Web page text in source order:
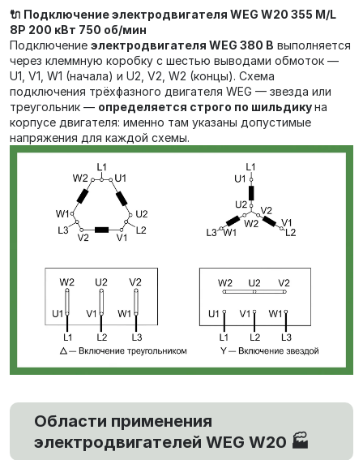
🔌 Подключение электродвигателя WEG W20 355 M/L
8P 200 кВт 750 об/мин
Подключение электродвигателя WEG 380 В выполняется
через клеммную коробку с шестью выводами обмоток —
U1, V1, W1 (начала) и U2, V2, W2 (концы). Схема
подключения трёхфазного двигателя WEG — звезда или
треугольник — определяется строго по шильдикуна
корпусе двигателя: именно там указаны допустимые
напряжения для каждой схемы.
Области применения
электродвигателей WEG W20 🏭